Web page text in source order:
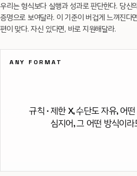
우리는 형식보다 실행과 성과로 판단한다. 당신
증명으로 보여달라. 이 기준이 버겁게 느껴진다
편이 맞다. 자신 있다면, 바로 지원해달라.
ANY FORMAT
규칙 · 제한 X, 수단도 자유, 어
심지어, 그 어떤 방식이